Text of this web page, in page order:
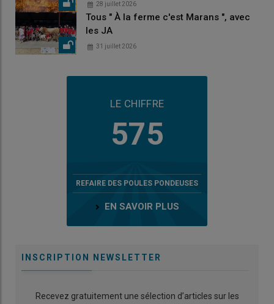
28 juillet 2026
Tous " À la ferme c'est Marans ", avec
les JA
31 juillet 2026
LE CHIFFRE
575
REFAIRE DES POULES PONDEUSES
EN SAVOIR PLUS
INSCRIPTION NEWSLETTER
Recevez gratuitement une sélection d’articles sur les